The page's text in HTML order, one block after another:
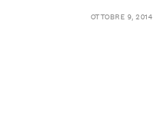
OTTOBRE 9, 2014